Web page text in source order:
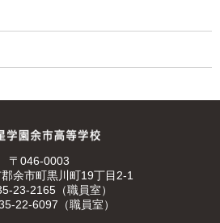
〒046-0003
余市町黒川町19丁目2-1
23-2165（職員室）
22-6097（職員室）